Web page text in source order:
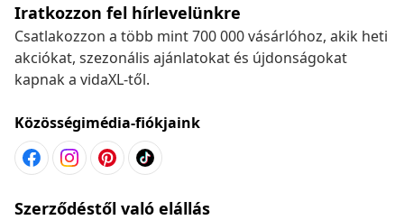
Iratkozzon fel hírlevelünkre
Csatlakozzon a több mint 700 000 vásárlóhoz, akik heti
akciókat, szezonális ajánlatokat és újdonságokat
kapnak a vidaXL-től.
Közösségimédia-fiókjaink
Szerződéstől való elállás